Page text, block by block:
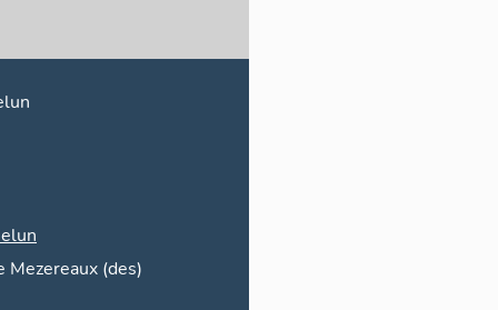
Mezereaux (des)